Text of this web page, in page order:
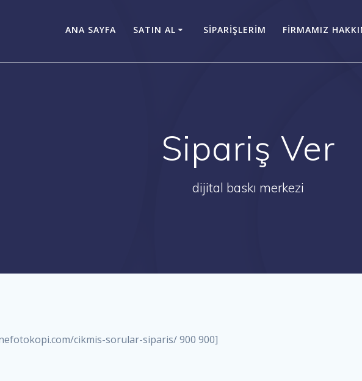
ANA SAYFA SATIN AL SİPARİŞLERİM FİRMAMIZ
Sipariş Ver
dijital baskı merkezi
cikmis-sorular-siparis/ 900 900]